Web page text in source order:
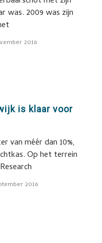
was. 2009 was zijn
2016
is klaar voor
van méér dan 10%,
Op het terrein
2016